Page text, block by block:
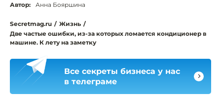
Автор: Анна Бояршина
Secretmag.ru / Жизнь /
Две частые ошибки, из-за которых ломается кондиционер в
машине. К лету на заметку
Все секреты бизнеса у нас
в телеграме